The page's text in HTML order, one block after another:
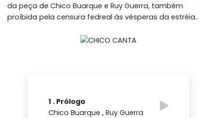
da peça de Chico Buarque e Ruy Guerra, também
proíbida pela censura fedreal às vésperas da estréia..
1 . Prólogo
Chico Buarque , Ruy Guerra